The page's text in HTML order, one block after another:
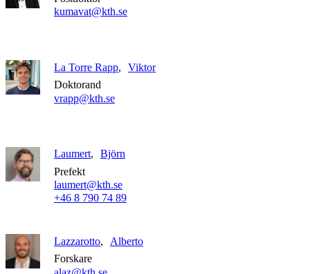
kumavat@kth.se
La Torre Rapp
Viktor
Doktorand
vrapp@kth.se
Laumert
Björn
Prefekt
laumert@kth.se
+46 8 790 74 89
Lazzarotto
Alberto
Forskare